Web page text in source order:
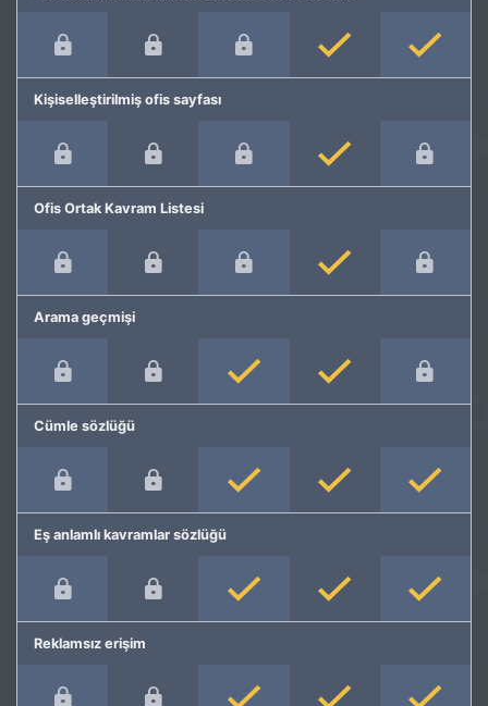
Kişiselleştirilmiş ofis sayfası
Ofis Ortak Kavram Listesi
Arama geçmişi
Cümle sözlüğü
Eş anlamlı kavramlar sözlüğü
Reklamsız erişim